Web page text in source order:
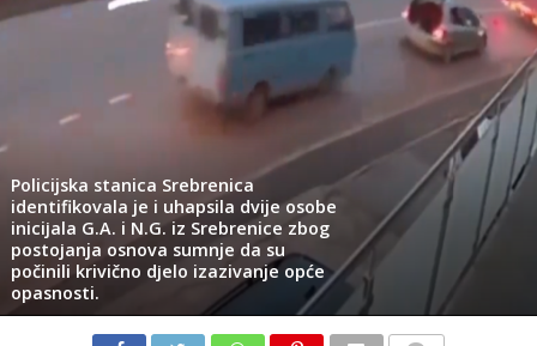
Policijska stanica Srebrenica
identifikovala je i uhapsila dvije osobe
iniciјala G.A. i N.G. iz Srebrenice zbog
postoјanja osnova sumnje da su
počinili krivično dјelo izazivanje opće
opasnosti.